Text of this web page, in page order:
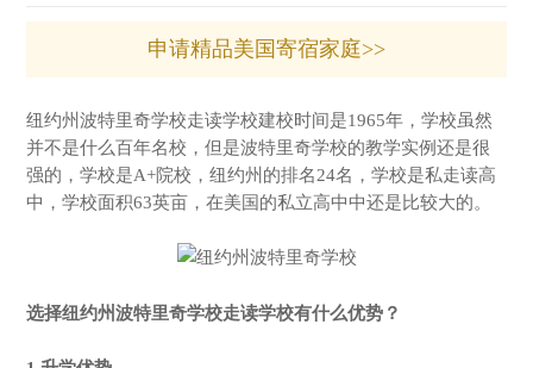
申请精品美国寄宿家庭>>
纽约州波特里奇学校走读学校建校时间是1965年，学校虽然
并不是什么百年名校，但是波特里奇学校的教学实例还是很
强的，学校是A+院校，纽约州的排名24名，学校是私走读高
中，学校面积63英亩，在美国的私立高中中还是比较大的。
选择纽约州波特里奇学校走读学校有什么优势？